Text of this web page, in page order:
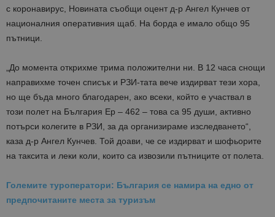
с коронавирус, Новината съобщи оцент д-р Ангел Кунчев от
националния оперативния щаб. На борда е имало общо 95
пътници.
„До момента открихме трима положителни ни. В 12 часа снощи
направихме точен списък и РЗИ-тата вече издирват тези хора,
но ще бъда много благодарен, ако всеки, който е участвал в
този полет на България Ер – 462 – това са 95 души, активно
потърси колегите в РЗИ, за да организираме изследването“,
каза д-р Ангел Кунчев. Той доави, че се издирват и шофьорите
на таксита и леки коли, които са извозили пътниците от полета.
Големите туроператори: България се намира на едно от
предпочитаните места за туризъм